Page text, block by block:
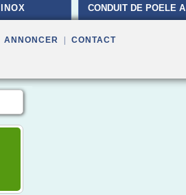
INOX CONDUIT DE POELE A
ANNONCER CONTACT